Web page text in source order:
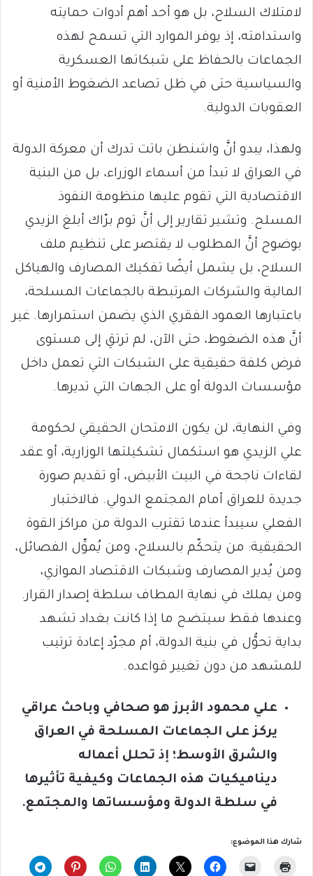
لامتلاك السلاح، بل هو أحد أهم أدوات حمايته
واستدامته، إذ يوفر الموارد التي تسمح لهذه
الجماعات بالحفاظ على شبكاتها العسكرية
والسياسية حتى في ظل تصاعد الضغوط الأمنية أو
العقوبات الدولية.
ولهذا، يبدو أنَّ واشنطن باتت تدرك أن معركة الدولة
في العراق لا تبدأ من أسماء الوزراء، بل من البنية
الاقتصادية التي تقوم عليها منظومة النفوذ
المسلح. وتشير تقارير إلى أنَّ توم برّاك أبلغ الزيدي
بوضوح أنَّ المطلوب لا يقتصر على تنظيم ملف
السلاح، بل يشمل أيضًا تفكيك المصارف والهياكل
المالية والشركات المرتبطة بالجماعات المسلحة،
باعتبارها العمود الفقري الذي يضمن استمرارها. غير
أنَّ هذه الضغوط، حتى الآن، لم ترتقِ إلى مستوى
فرض كلفة حقيقية على الشبكات التي تعمل داخل
مؤسسات الدولة أو على الجهات التي تديرها.
وفي النهاية، لن يكون الامتحان الحقيقي لحكومة
علي الزيدي هو استكمال تشكيلتها الوزارية، أو عقد
لقاءات ناجحة في البيت الأبيض، أو تقديم صورة
جديدة للعراق أمام المجتمع الدولي. فالاختبار
الفعلي سيبدأ عندما تقترب الدولة من مراكز القوة
الحقيقية: من يتحكّم بالسلاح، ومن يُموِّل الفصائل،
ومن يُدير المصارف وشبكات الاقتصاد الموازي،
ومن يملك في نهاية المطاف سلطة إصدار القرار.
وعندها فقط سيتضح ما إذا كانت بغداد تشهد
بداية تحوُّل في بنية الدولة، أم مجرّد إعادة ترتيب
للمشهد من دون تغيير قواعده.
علي محمود الأبرز هو صحافي وباحث عراقي
يركز على الجماعات المسلحة في العراق
والشرق الأوسط؛ إذ تحلل أعماله
ديناميكيات هذه الجماعات وكيفية تأثيرها
في سلطة الدولة ومؤسساتها والمجتمع.
شارك هذا الموضوع: